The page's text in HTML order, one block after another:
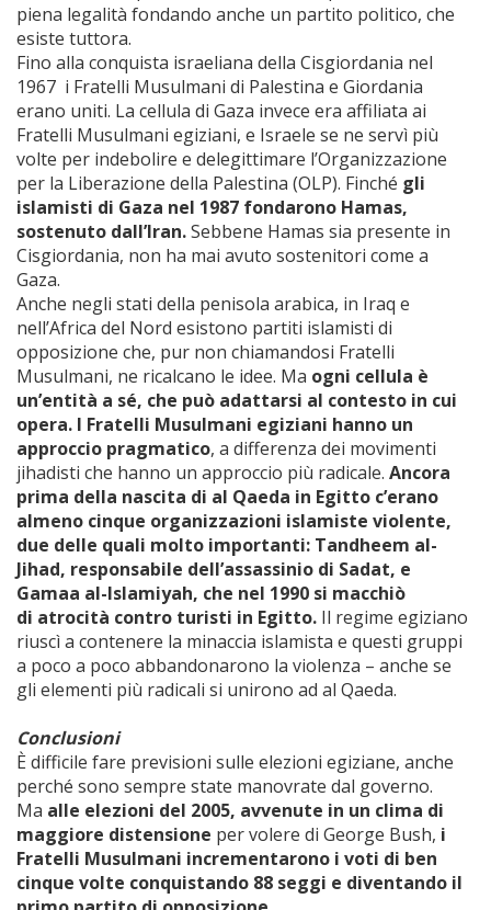
piena legalità fondando anche un partito politico, che
esiste tuttora.
Fino alla conquista israeliana della Cisgiordania nel
1967 i Fratelli Musulmani di Palestina e Giordania
erano uniti. La cellula di Gaza invece era affiliata ai
Fratelli Musulmani egiziani, e Israele se ne servì più
volte per indebolire e delegittimare l’Organizzazione
per la Liberazione della Palestina (OLP). Finché gli
islamisti di Gaza nel 1987 fondarono Hamas,
sostenuto dall’Iran.Sebbene Hamas sia presente in
Cisgiordania, non ha mai avuto sostenitori come a
Gaza.
Anche negli stati della penisola arabica, in Iraq e
nell’Africa del Nord esistono partiti islamisti di
opposizione che, pur non chiamandosi Fratelli
Musulmani, ne ricalcano le idee. Ma ogni cellula è
un’entità a sé, che può adattarsi al contesto in cui
opera. I Fratelli Musulmani egiziani hanno un
approccio pragmatico, a differenza dei movimenti
jihadisti che hanno un approccio più radicale. Ancora
prima della nascita di al Qaeda in Egitto c’erano
almeno cinque organizzazioni islamiste violente,
due delle quali molto importanti: Tandheem al-
Jihad, responsabile dell’assassinio di Sadat, e
Gamaa al-Islamiyah, che nel 1990 si macchiò
di atrocità contro turisti in Egitto. Il regime egiziano
riuscì a contenere la minaccia islamista e questi gruppi
a poco a poco abbandonarono la violenza – anche se
gli elementi più radicali si unirono ad al Qaeda.
Conclusioni
È difficile fare previsioni sulle elezioni egiziane, anche
perché sono sempre state manovrate dal governo.
Ma alle elezioni del 2005, avvenute in un clima di
maggiore distensione per volere di George Bush, i
Fratelli Musulmani incrementarono i voti di ben
cinque volte conquistando 88 seggi e diventando il